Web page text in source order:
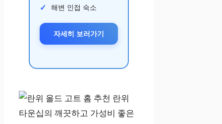
해변 인접 숙소
자세히 보러가기